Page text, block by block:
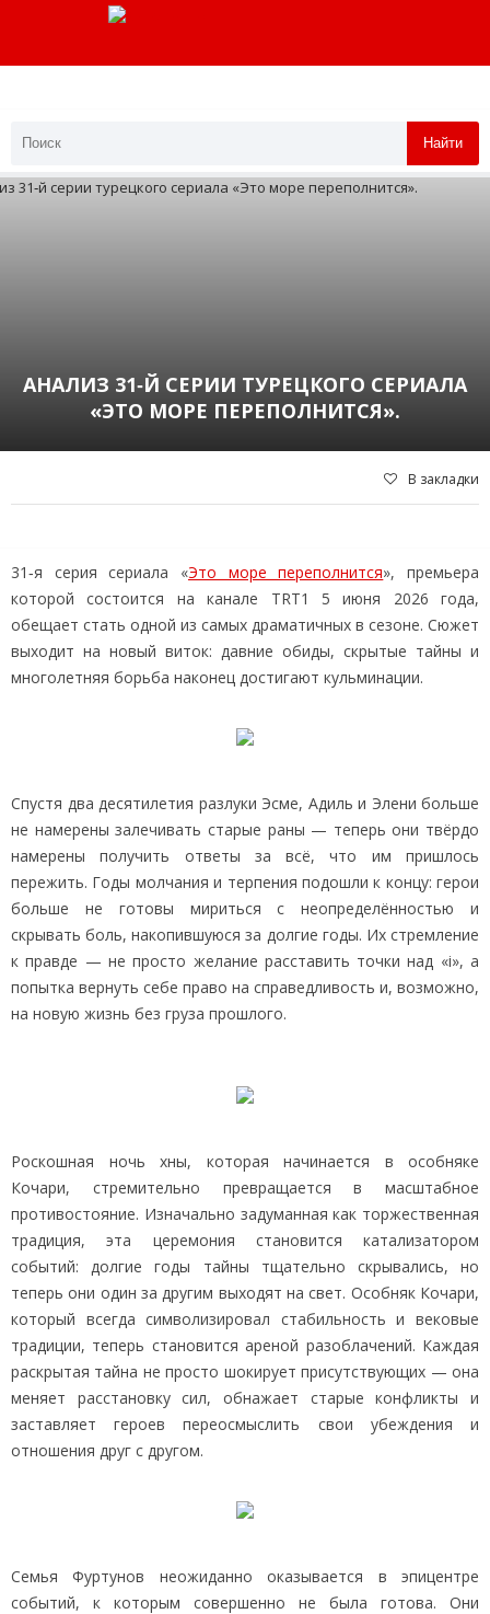
Найти
АНАЛИЗ 31‑Й СЕРИИ ТУРЕЦКОГО СЕРИАЛА
«ЭТО МОРЕ ПЕРЕПОЛНИТСЯ».
В закладки
31‑я серия сериала «Это море переполнится», премьера
которой состоится на канале TRT1 5 июня 2026 года,
обещает стать одной из самых драматичных в сезоне. Сюжет
выходит на новый виток: давние обиды, скрытые тайны и
многолетняя борьба наконец достигают кульминации.
Спустя два десятилетия разлуки Эсме, Адиль и Элени больше
не намерены залечивать старые раны — теперь они твёрдо
намерены получить ответы за всё, что им пришлось
пережить. Годы молчания и терпения подошли к концу: герои
больше не готовы мириться с неопределённостью и
скрывать боль, накопившуюся за долгие годы. Их стремление
к правде — не просто желание расставить точки над «i», а
попытка вернуть себе право на справедливость и, возможно,
на новую жизнь без груза прошлого.
Роскошная ночь хны, которая начинается в особняке
Кочари, стремительно превращается в масштабное
противостояние. Изначально задуманная как торжественная
традиция, эта церемония становится катализатором
событий: долгие годы тайны тщательно скрывались, но
теперь они один за другим выходят на свет. Особняк Кочари,
который всегда символизировал стабильность и вековые
традиции, теперь становится ареной разоблачений. Каждая
раскрытая тайна не просто шокирует присутствующих — она
меняет расстановку сил, обнажает старые конфликты и
заставляет героев переосмыслить свои убеждения и
отношения друг с другом.
Семья Фуртунов неожиданно оказывается в эпицентре
событий, к которым совершенно не была готова. Они